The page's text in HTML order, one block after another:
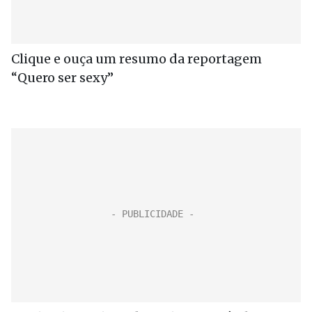
Clique e ouça um resumo da reportagem
“Quero ser sexy”